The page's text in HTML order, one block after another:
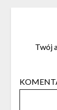
Twój